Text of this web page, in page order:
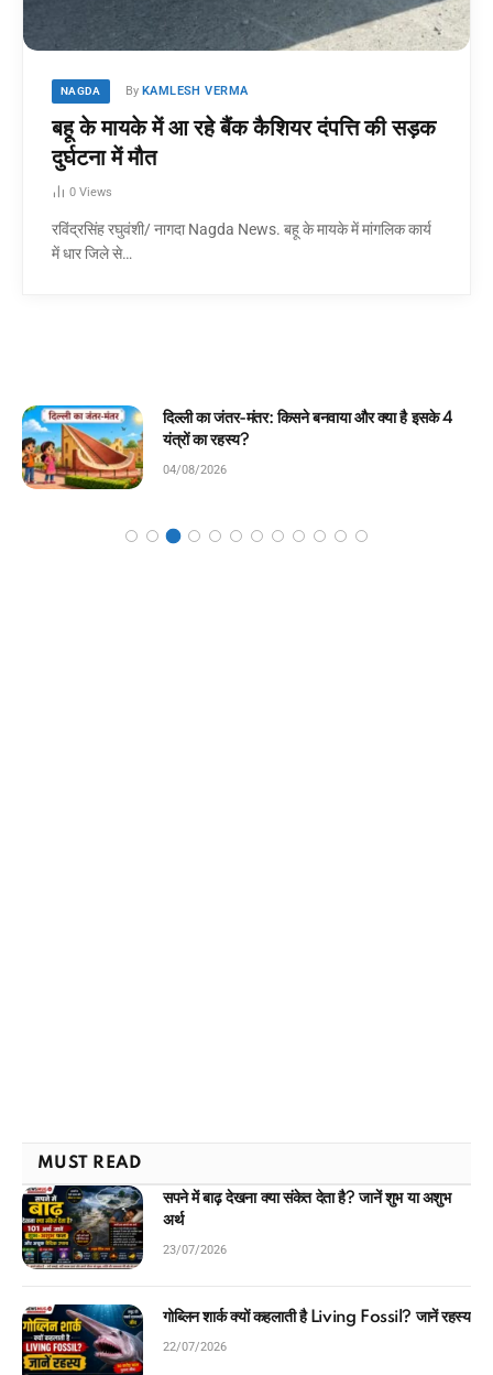
NAGDA By KAMLESH VERMA
बहू के मायके में आ रहे बैंक कैशियर दंपत्ति की सड़क
दुर्घटना में मौत
0 Views
रविंद्रसिंह रघुवंशी/ नागदा Nagda News. बहू के मायके में मांगलिक कार्य
में धार जिले से…
क्या है इसके 4
घमंडी मोर और समझदार चिड़िया: बच्चों के
MUST READ
सपने में बाढ़ देखना क्या संकेत देता है? जानें शुभ या अशुभ
अर्थ
23/07/2026
गोब्लिन शार्क क्यों कहलाती है Living Fossil? जानें रहस्य
22/07/2026